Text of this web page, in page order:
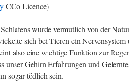
CCo Licence)
wurde vermutlich von der
sich bei Tieren ein
also eine wichtige Funktion zur
unser Gehirn Erfahrungen und
sogar tödlich sein.